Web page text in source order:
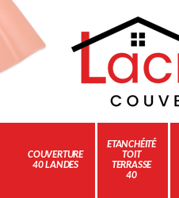
COUVERTURE
40 LANDES
ETANCHÉITÉ
TOIT
TERRASSE
40